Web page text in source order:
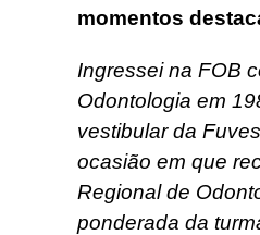
momentos
Ingressei na FOB
Odontologia em
vestibular da
ocasião em que
Regional de
ponderada da